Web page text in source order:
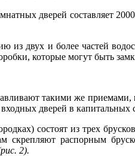
дверей составляет
из двух и бо­лее частей
которые могут быть
такими же
дверей в капиталь­ных
состоят из трех
скрепляют распорным
рис. 2).